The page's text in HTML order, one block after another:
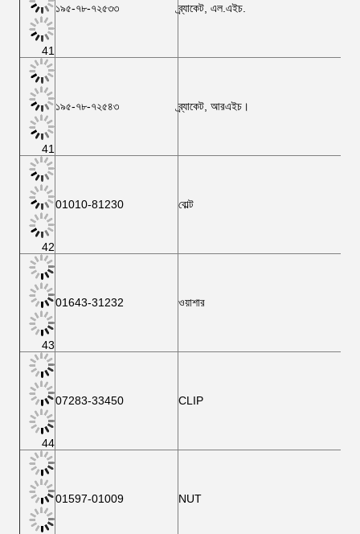
41
১৯৫-৭৮-৭২৫৩৩ ব্র্যাকেট, এল.এইচ.
41
১৯৫-৭৮-৭২৫৪৩ ব্র্যাকেট, আরএইচ।
42
01010-81230 বোল্ট
43
01643-31232 ওয়াশার
44
07283-33450 CLIP
01597-01009 NUT